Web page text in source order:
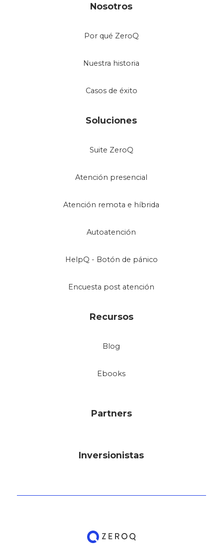
Nosotros
Por qué ZeroQ
Nuestra historia
Casos de éxito
Soluciones
Suite ZeroQ
Atención presencial
Atención remota e híbrida
Autoatención
HelpQ - Botón de pánico
Encuesta post atención
Recursos
Blog
Ebooks
Partners
Inversionistas